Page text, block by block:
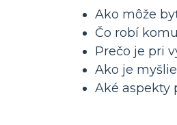
Ako môže
Čo robí
Prečo je pri
Ako je
Aké aspekty